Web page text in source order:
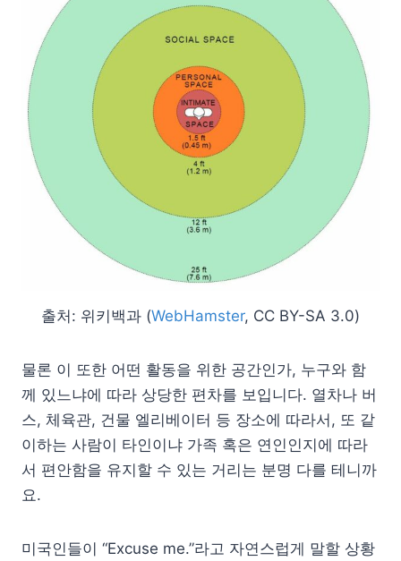
출처: 위키백과 (WebHamster, CC BY-SA 3.0)
물론 이 또한 어떤 활동을 위한 공간인가, 누구와 함
께 있느냐에 따라 상당한 편차를 보입니다. 열차나 버
스, 체육관, 건물 엘리베이터 등 장소에 따라서, 또 같
이하는 사람이 타인이냐 가족 혹은 연인인지에 따라
서 편안함을 유지할 수 있는 거리는 분명 다를 테니까
요.
미국인들이 “Excuse me.”라고 자연스럽게 말할 상황